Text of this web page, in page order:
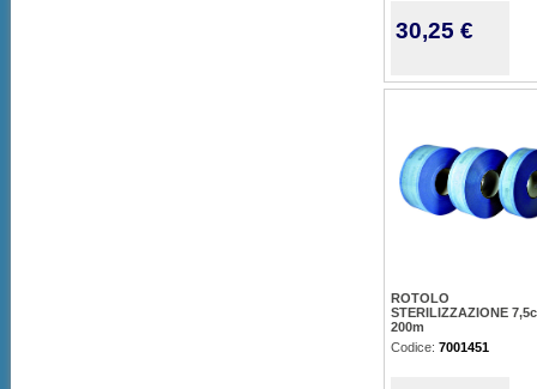
30,25 €
ROTOLO
STERILIZZAZIONE
200m
Codice: 7001451